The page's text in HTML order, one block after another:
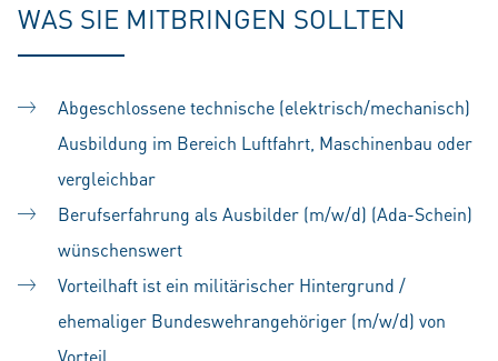
WAS SIE MITBRINGEN SOLLTEN
Abgeschlossene technische (elektrisch/mechanisch)
Ausbildung im Bereich Luftfahrt, Maschinenbau oder
vergleichbar
Berufserfahrung als Ausbilder (m/w/d) (Ada-Schein)
wünschenswert
Vorteilhaft ist ein militärischer Hintergrund /
ehemaliger Bundeswehrangehöriger (m/w/d) von
Vorteil